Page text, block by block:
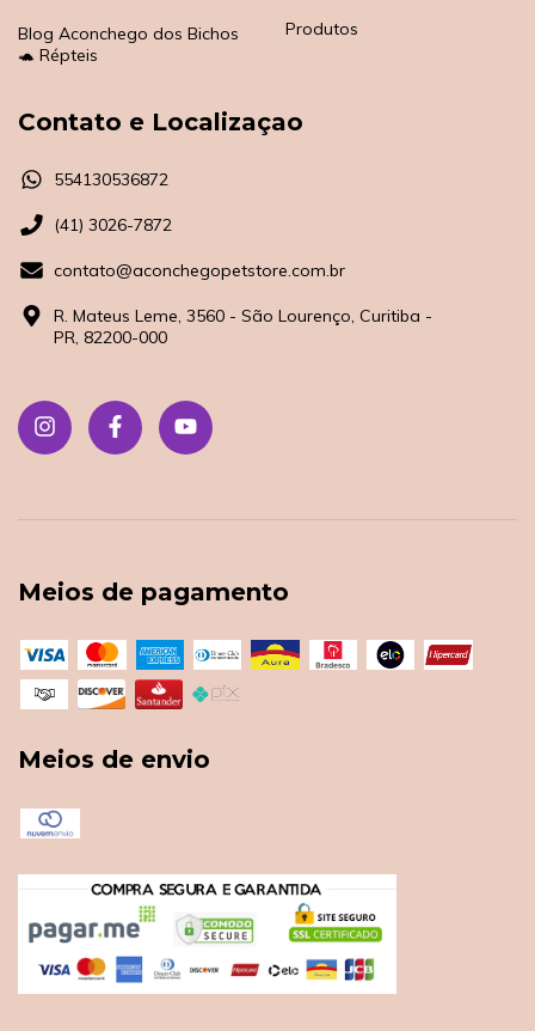
Blog Aconchego dos Bichos
🐢 Répteis
Produtos
Contato e Localizaçao
554130536872
(41) 3026-7872
contato@aconchegopetstore.com.br
R. Mateus Leme, 3560 - São Lourenço, Curitiba -
PR, 82200-000
Meios de pagamento
Meios de envio